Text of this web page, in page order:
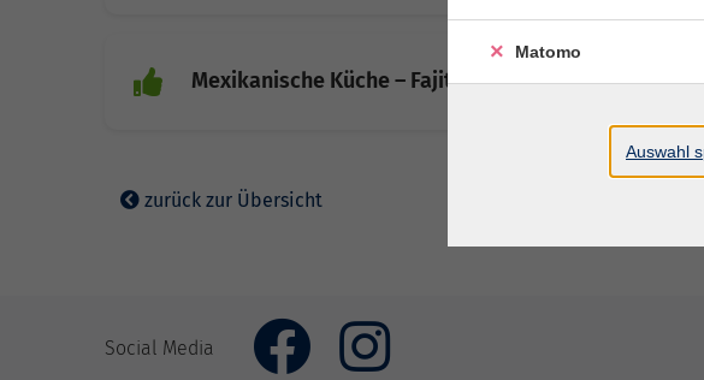
Mexikanische Küche – Fajitas, Nachos & Saucen
zurück zur Übersicht
Social Media
Matomo
Auswahl